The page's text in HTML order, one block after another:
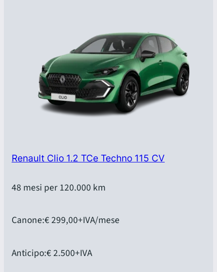
Renault Clio 1.2 TCe Techno 115 CV
48 mesi per 120.000 km
Canone:€ 299,00+IVA/mese
Anticipo:€ 2.500+IVA